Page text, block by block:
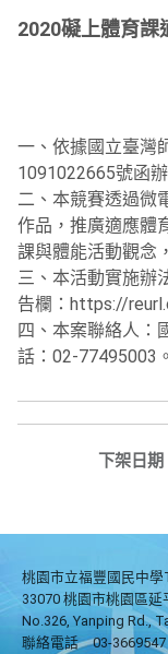
2020礙上體育課
一、依據國立臺灣
1091022665號函辦
二、本競賽透過微
作品，推廣適應體
課與體能活動觀念
三、本活動實施辦
告欄：https://
四、本案聯絡人：
話：02-77495003。
下架日期
桃園市立福豐國民中學
33070 桃園市桃園區延
No.326, Yanping Rd.,
聯絡電話
03-3669547